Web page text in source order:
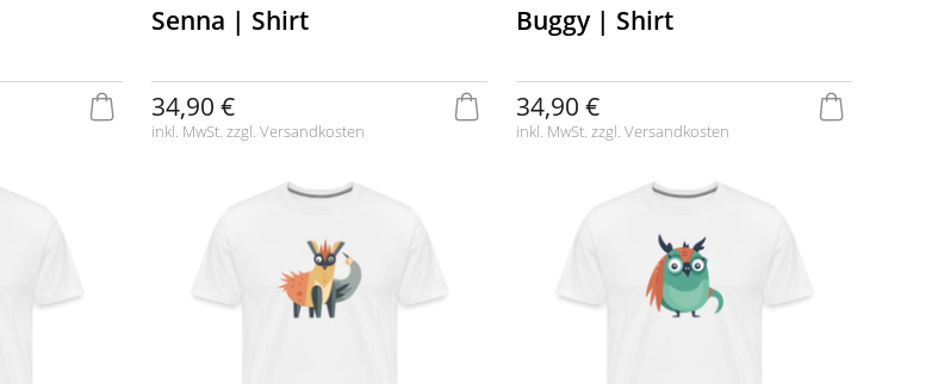
Senna | Shirt
34,90 €
inkl. MwSt. zzgl. Versandkosten
Buggy | Shirt
34,90 €
inkl. MwSt. zzgl. Versandkosten